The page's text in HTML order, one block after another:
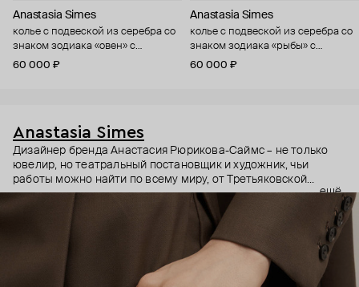
Anastasia Simes
колье с подвеской из серебра со
знаком зодиака «овен» с
цитрином и фианитами
60 000 ₽
Anastasia Simes
колье с подвеской из серебра со
знаком зодиака «рыбы» с
фианитами
60 000 ₽
Anastasia Simes
Дизайнер бренда Анастасия Рюрикова-Саймс – не только
ювелир, но театральный постановщик и художник, чьи
работы можно найти по всему миру, от Третьяковской
галереи до выставок в США и Гонконге. Она вдохновляется
разными культурами, эпохами и символами. Причем
символы – неочевидные: например, кулоны с руками, чье
положение на жестовом языке означает «я тебя люблю» или
В этих украшениях много магии: здесь и знаки из
ещё